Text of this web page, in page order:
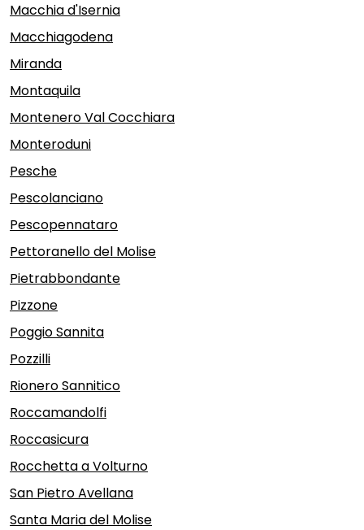
Macchia d'Isernia
Macchiagodena
Miranda
Montaquila
Montenero Val Cocchiara
Monteroduni
Pesche
Pescolanciano
Pescopennataro
Pettoranello del Molise
Pietrabbondante
Pizzone
Poggio Sannita
Pozzilli
Rionero Sannitico
Roccamandolfi
Roccasicura
Rocchetta a Volturno
San Pietro Avellana
Santa Maria del Molise